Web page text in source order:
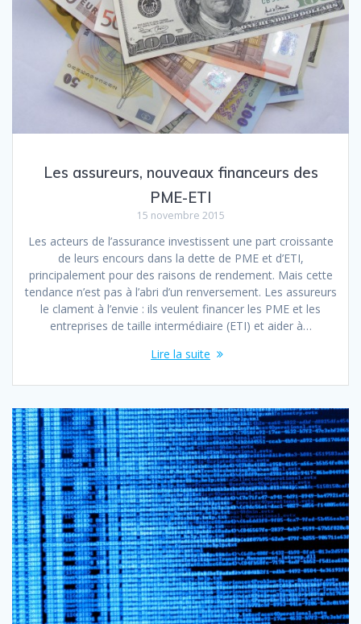
Les assureurs, nouveaux financeurs des
PME-ETI
15 novembre 2015
Les acteurs de l’assurance investissent une part croissante
de leurs encours dans la dette de PME et d’ETI,
principalement pour des raisons de rendement. Mais cette
tendance n’est pas à l’abri d’un renversement. Les assureurs
le clament à l’envie : ils veulent financer les PME et les
entreprises de taille intermédiaire (ETI) et aider à…
Lire la suite